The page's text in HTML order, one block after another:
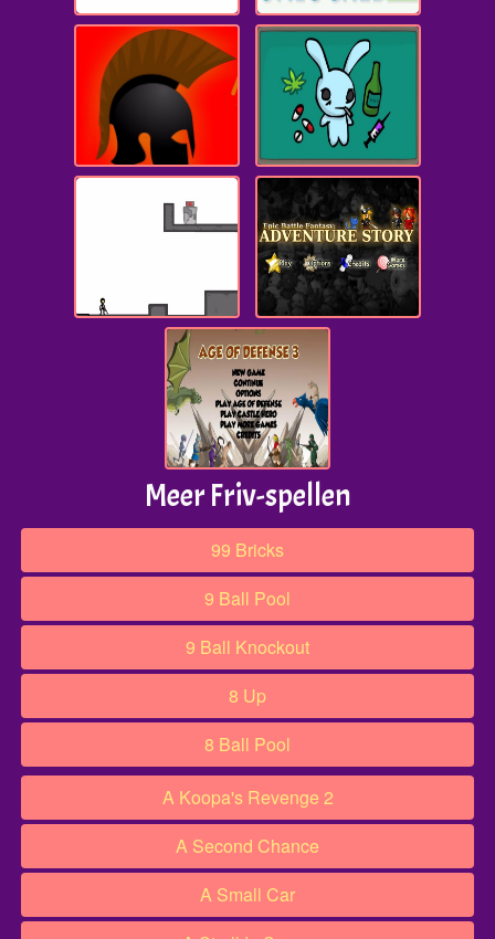
Meer Friv-spellen
99 Bricks
9 Ball Pool
9 Ball Knockout
8 Up
8 Ball Pool
A Koopa's Revenge 2
A Second Chance
A Small Car